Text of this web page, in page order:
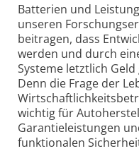
Batte­rien und
unseren
bei­tragen, dass
werden und durch
Systeme letzt­lich
Denn die Frage der
wichtig für
Garantie­leistungen
funktio­nalen